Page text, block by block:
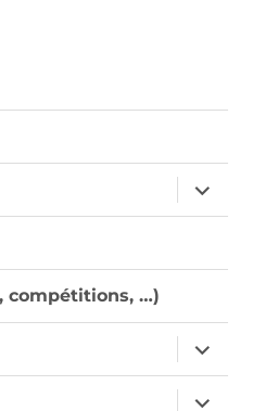
ouvrir
le
sous-
compétitions, …)
ouvrir
le
sous-
menu
ouvrir